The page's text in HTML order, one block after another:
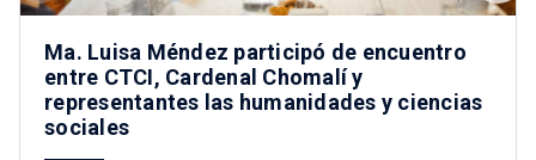
Ma. Luisa Méndez participó de encuentro
entre CTCI, Cardenal Chomalí y
representantes las humanidades y ciencias
sociales